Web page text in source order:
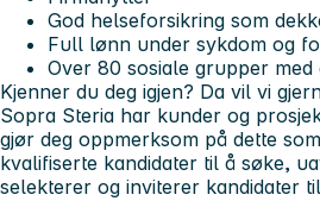
God helseforsikring som
Full lønn under sykdom og
Over 80 sosiale grupper
Kjenner du deg igjen? Da vil vi
Sopra Steria har kunder og
gjør deg oppmerksom på dette
kvalifiserte kandidater til å søke,
selekterer og inviterer kandidater